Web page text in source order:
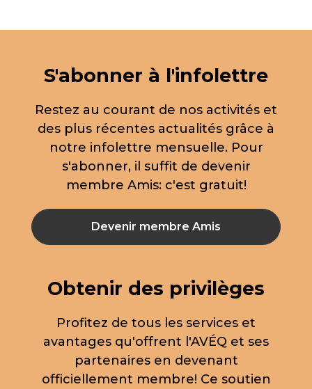
S'abonner à l'infolettre
Restez au courant de nos activités et
des plus récentes actualités grâce à
notre infolettre mensuelle. Pour
s'abonner, il suffit de devenir
membre Amis: c'est gratuit!
Devenir membre Amis
Obtenir des privilèges
Profitez de tous les services et
avantages qu'offrent l'AVÉQ et ses
partenaires en devenant
officiellement membre! Ce soutien